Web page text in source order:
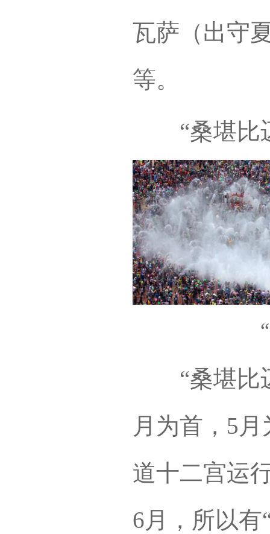
瓦萨（出守
等。
“桑堪比
“桑堪比迈
月为首，5
道十二宫运
6月，所以有